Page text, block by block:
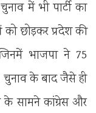
में भी पार्टी का
को छोड़कर प्रदेश की
भाजपा ने 75
चुनाव के बाद जैसे ही
सामने कांग्रेस और